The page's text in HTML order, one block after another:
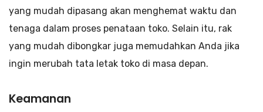
yang mudah dipasang akan menghemat waktu dan
tenaga dalam proses penataan toko. Selain itu, rak
yang mudah dibongkar juga memudahkan Anda jika
ingin merubah tata letak toko di masa depan.
Keamanan